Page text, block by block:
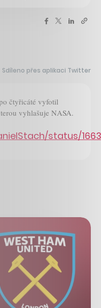
Sdíleno přes aplikaci Twitter
čtyřicáté vyfotil
vyhlašuje NASA.
status/